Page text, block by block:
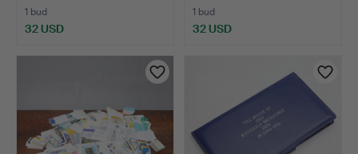
1 bud
32 USD
1 bud
32 USD